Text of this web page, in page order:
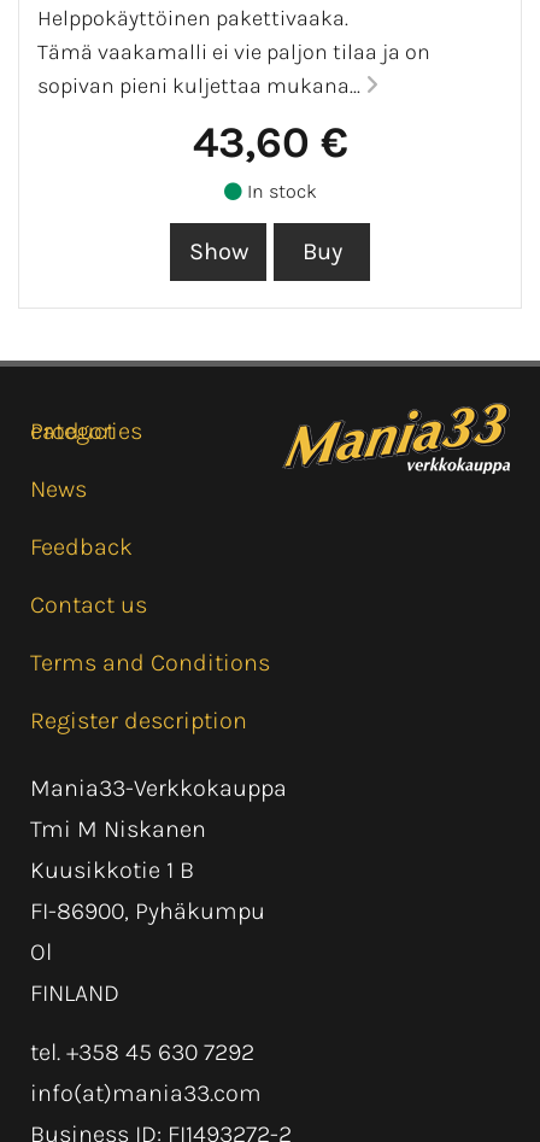
Helppokäyttöinen pakettivaaka.
Tämä vaakamalli ei vie paljon tilaa ja on
sopivan pieni kuljettaa mukana...
43,60 €
In stock
Product categories
News
Feedback
Contact us
Terms and Conditions
Register description
Mania33-Verkkokauppa
Tmi M Niskanen
Kuusikkotie 1 B
FI-86900, Pyhäkumpu
Ol
FINLAND
tel. +358 45 630 7292
info(at)mania33.com
Business ID: FI1493272-2